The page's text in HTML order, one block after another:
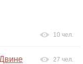
10 чел.
27 чел.